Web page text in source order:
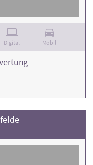
Digital Mobil